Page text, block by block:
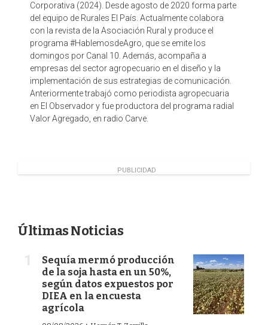
Corporativa (2024). Desde agosto de 2020 forma parte
del equipo de Rurales El País. Actualmente colabora
con la revista de la Asociación Rural y produce el
programa #HablemosdeAgro, que se emite los
domingos por Canal 10. Además, acompaña a
empresas del sector agropecuario en el diseño y la
implementación de sus estrategias de comunicación.
Anteriormente trabajó como periodista agropecuaria
en El Observador y fue productora del programa radial
Valor Agregado, en radio Carve.
PUBLICIDAD
Últimas Noticias
Sequía mermó producción
de la soja hasta en un 50%,
según datos expuestos por
DIEA en la encuesta
agrícola